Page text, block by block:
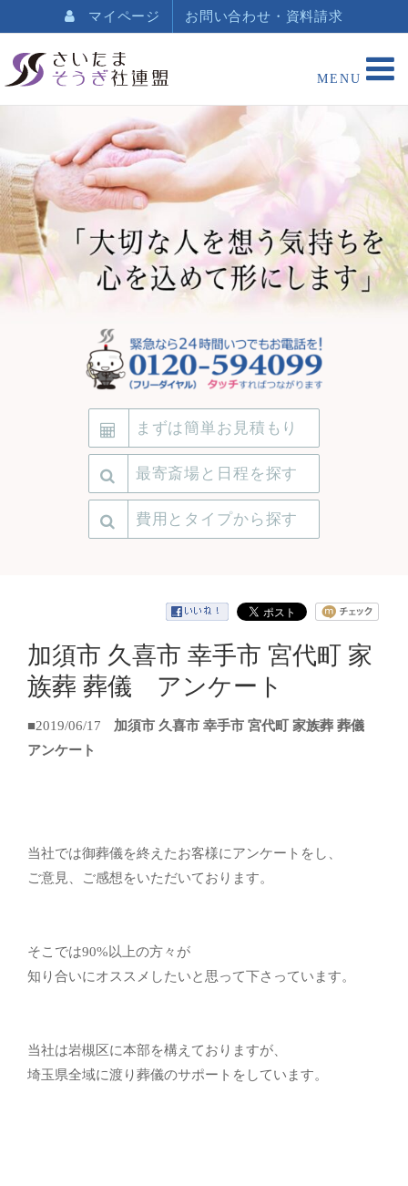
マイページ お問い合わせ・資料請求
まずは簡単お見積もり
最寄斎場と日程を探す
費用とタイプから探す
加須市 久喜市 幸手市 宮代町 家
族葬 葬儀 アンケート
■2019/06/17
加須市 久喜市 幸手市 宮代町 家族葬 葬儀
アンケート
当社では御葬儀を終えたお客様にアンケートをし、
ご意見、ご感想をいただいております。
そこでは90%以上の方々が
知り合いにオススメしたいと思って下さっています。
当社は岩槻区に本部を構えておりますが、
埼玉県全域に渡り葬儀のサポートをしています。